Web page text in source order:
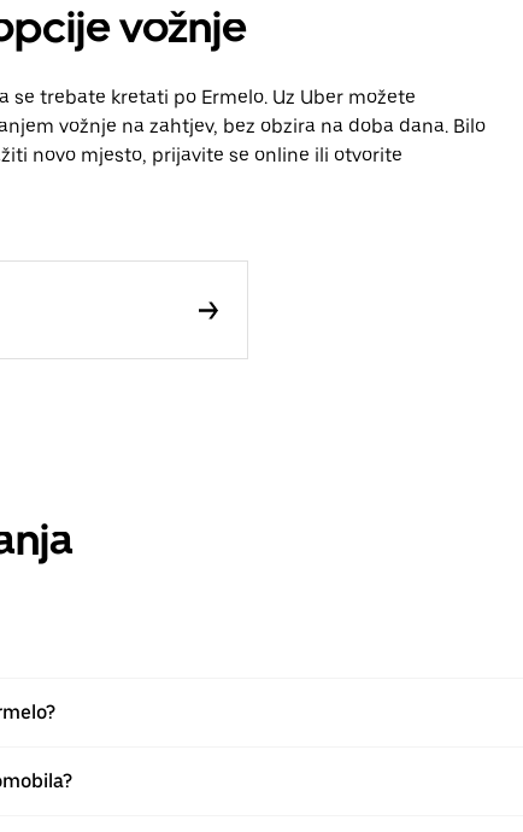
vožnje
trebate kretati po Ermelo. Uz Uber možete
vožnje na zahtjev, bez obzira na doba dana. Bilo
novo mjesto, prijavite se online ili otvorite